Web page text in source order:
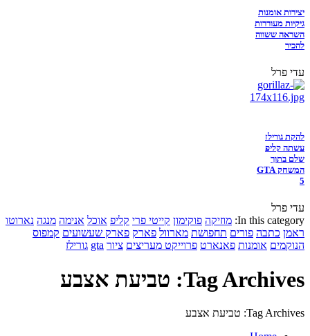
יצירות אומנות
גיקיות מעוררות
השראה ששווה
להכיר
עדי פרל
להקת גורילז
עשתה קליפ
שלם בתוך
המשחק GTA
5
עדי פרל
In this category: מוזיקה פוקימון קייטי פרי קליפ אוכל אנימה מנגה נארוטו
ראמן כתבה פורים תחפושת מארוול פארק פארק שעשועים קמפוס
הנוקמים אומנות פאנארט פרוייקט מעריצים ציור gta גורילז
Tag Archives: טביעת אצבע
Tag Archives: טביעת אצבע